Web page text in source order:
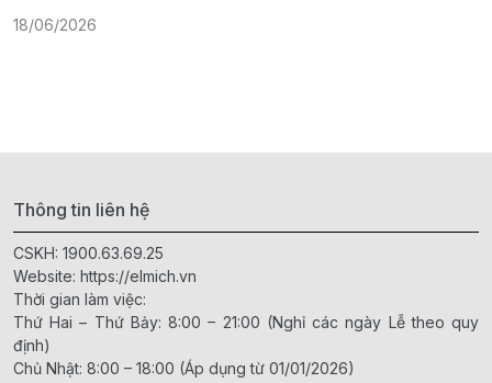
18/06/2026
Thông tin liên hệ
CSKH: 1900.63.69.25
Website: https://elmich.vn
Thời gian làm việc:
Thứ Hai – Thứ Bảy: 8:00 – 21:00 (Nghỉ các ngày Lễ theo quy
định)
Chủ Nhật: 8:00 – 18:00 (Áp dụng từ 01/01/2026)